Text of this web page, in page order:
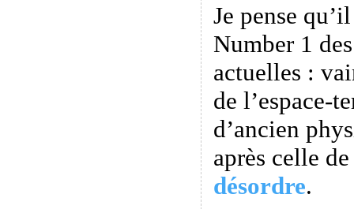
Je pense
Number 1
actuelles :
de l’espace-
d’ancien
après celle
désordre.